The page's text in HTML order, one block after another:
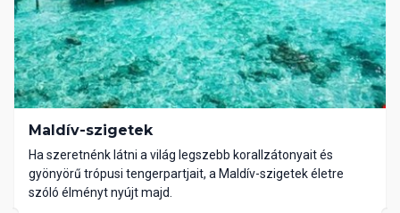
Maldív-szigetek
Ha szeretnénk látni a világ legszebb korallzátonyait és
gyönyörű trópusi tengerpartjait, a Maldív-szigetek életre
szóló élményt nyújt majd.